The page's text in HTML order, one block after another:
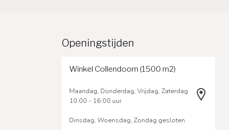
Openingstijden
Winkel Collendoorn (1500 m2)
Maandag, Donderdag, Vrijdag, Zaterdag
10.00 - 16:00 uur
Dinsdag, Woensdag, Zondag gesloten